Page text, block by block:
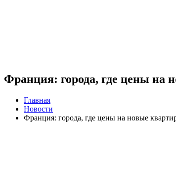
Франция: города, где цены на
Главная
Новости
Франция: города, где цены на новые